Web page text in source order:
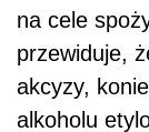
na cele
przewiduje,
akcyzy,
alkoholu